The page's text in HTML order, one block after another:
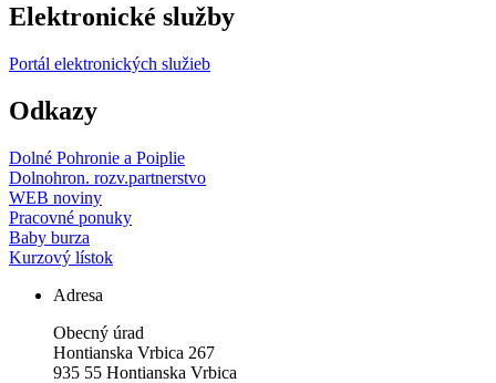
Elektronické služby
Portál elektronických služieb
Odkazy
Dolné Pohronie a Poiplie
Dolnohron. rozv.partnerstvo
WEB noviny
Pracovné ponuky
Baby burza
Kurzový lístok
Adresa
Obecný úrad
Hontianska Vrbica 267
935 55 Hontianska Vrbica